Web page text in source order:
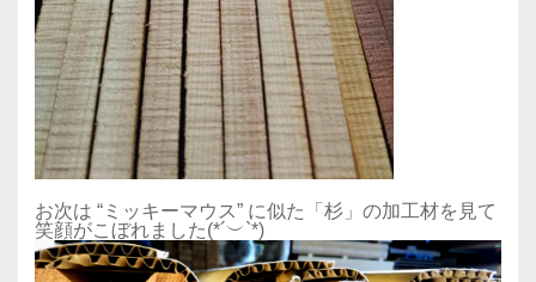
お次は “ミッキーマウス” に似た「杉」の加工材を見て
笑顔がこぼれました(*´︶`*)